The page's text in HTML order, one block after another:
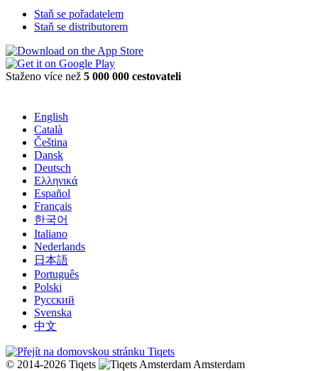
Staň se pořadatelem
Staň se distributorem
Staženo více než 5 000 000 cestovateli
English
Català
Čeština
Dansk
Deutsch
Ελληνικά
Español
Français
한국어
Italiano
Nederlands
日本語
Português
Polski
Русский
Svenska
中文
© 2014-2026 Tiqets Amsterdam